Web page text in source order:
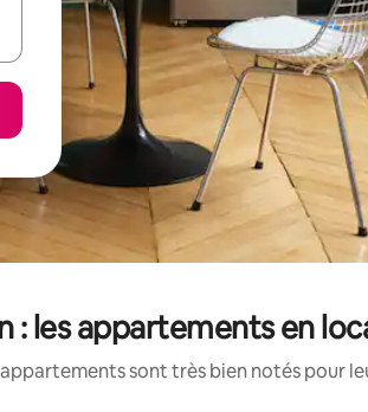
: les appartements en
sont très bien notés pour